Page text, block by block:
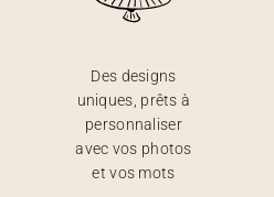
Des designs
uniques, prêts à
personnaliser
avec vos photos
et vos mots